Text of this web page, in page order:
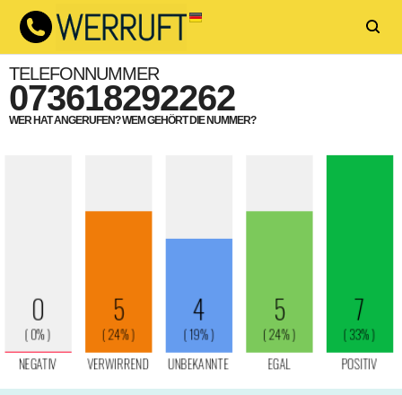
TELEFONNUMMER
073618292262
WER HAT ANGERUFEN? WEM GEHÖRT DIE NUMMER?